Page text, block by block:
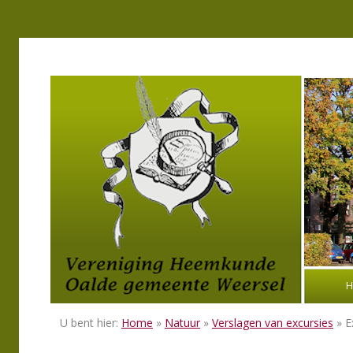
U bent hier: Home » Natuur» Verslagen van excursies »